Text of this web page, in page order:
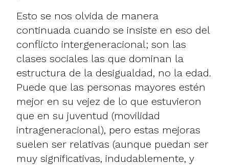
Esto se nos olvida de manera
continuada cuando se insiste en eso del
conflicto intergeneracional; son las
clases sociales las que dominan la
estructura de la desigualdad, no la edad.
Puede que las personas mayores estén
mejor en su vejez de lo que estuvieron
que en su juventud (movilidad
intrageneracional), pero estas mejoras
suelen ser relativas (aunque puedan ser
muy significativas, indudablemente, y